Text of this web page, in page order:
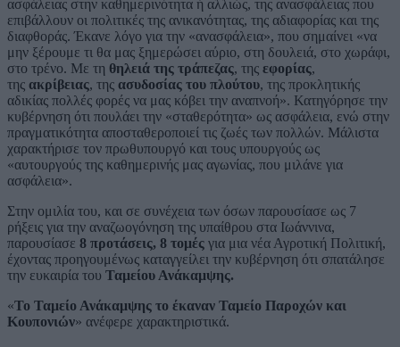
ασφάλειας στην καθημερινότητα ή αλλιώς, της ανασφάλειας που
επιβάλλουν οι πολιτικές της ανικανότητας, της αδιαφορίας και της
διαφθοράς. Έκανε λόγο για την «ανασφάλεια», που σημαίνει «να
μην ξέρουμε τι θα μας ξημερώσει αύριο, στη δουλειά, στο χωράφι,
στο τρένο. Με τη θηλειά της τράπεζας, της εφορίας,
της ακρίβειας, της ασυδοσίας του πλούτου, της προκλητικής
αδικίας πολλές φορές να μας κόβει την αναπνοή». Κατηγόρησε την
κυβέρνηση ότι πουλάει την «σταθερότητα» ως ασφάλεια, ενώ στην
πραγματικότητα αποσταθεροποιεί τις ζωές των πολλών. Μάλιστα
χαρακτήρισε τον πρωθυπουργό και τους υπουργούς ως
«αυτουργούς της καθημερινής μας αγωνίας, που μιλάνε για
ασφάλεια».
Στην ομιλία του, και σε συνέχεια των όσων παρουσίασε ως 7
ρήξεις για την αναζωογόνηση της υπαίθρου στα Ιωάννινα,
παρουσίασε 8 προτάσεις, 8 τομές για μια νέα Αγροτική Πολιτική,
έχοντας προηγουμένως καταγγείλει την κυβέρνηση ότι σπατάλησε
την ευκαιρία του Ταμείου Ανάκαμψης.
«Το Ταμείο Ανάκαμψης το έκαναν Ταμείο Παροχών και
Κουπονιών» ανέφερε χαρακτηριστικά.